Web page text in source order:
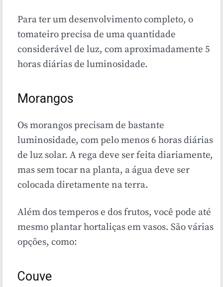
Para ter um desenvolvimento completo, o
tomateiro precisa de uma quantidade
considerável de luz, com aproximadamente 5
horas diárias de luminosidade.
Morangos
Os morangos precisam de bastante
luminosidade, com pelo menos 6 horas diárias
de luz solar. A rega deve ser feita diariamente,
mas sem tocar na planta, a água deve ser
colocada diretamente na terra.
Além dos temperos e dos frutos, você pode até
mesmo plantar hortaliças em vasos. São várias
opções, como:
Couve